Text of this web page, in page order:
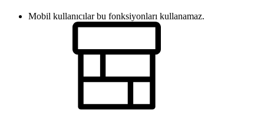
Mobil kullanıcılar bu fonksiyonları kullanamaz.